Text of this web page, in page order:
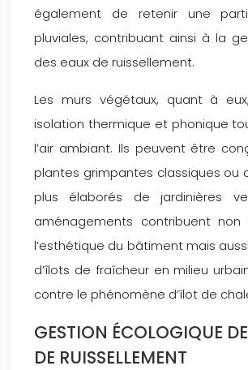
également de retenir une
pluviales, contribuant ainsi à la
des eaux de ruissellement.
Les murs végétaux, quant à
isolation thermique et phonique
l’air ambiant. Ils peuvent être
plantes grimpantes classiques ou
plus élaborés de jardinières
aménagements contribuent
l’esthétique du bâtiment mais
d’îlots de fraîcheur en milieu
contre le phénomène d’îlot de
GESTION ÉCOLOGIQUE
DE RUISSELLEMENT